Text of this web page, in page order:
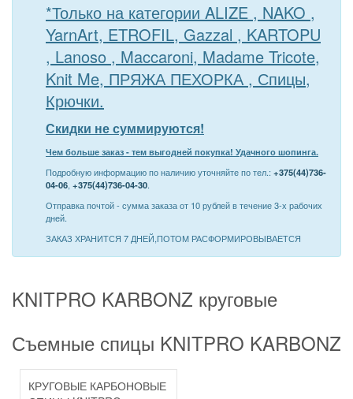
*Только на категории ALIZE , NAKO ,
YarnArt, ETROFIL, Gazzal , KARTOPU
, Lanoso , Maccaroni, Madame Tricote,
Knit Me, ПРЯЖА ПЕХОРКА , Спицы,
Крючки.
Скидки не суммируются!
Чем больше заказ - тем выгодней покупка! Удачного шопинга.
Подробную информацию по наличию уточняйте по тел.: +375(44)736-
04-06, +375(44)736-04-30.
Отправка почтой - сумма заказа от 10 рублей в течение 3-х рабочих
дней.
ЗАКАЗ ХРАНИТСЯ 7 ДНЕЙ,ПОТОМ РАСФОРМИРОВЫВАЕТСЯ
KNITPRO KARBONZ круговые
Съемные спицы KNITPRO KARBONZ
КРУГОВЫЕ КАРБОНОВЫЕ